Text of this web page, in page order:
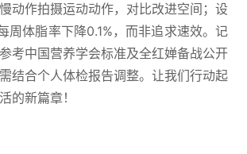
动作拍摄运动动作，对比改进空间；设
周体脂率下降0.1%，而非追求速效。记
考中国营养学会标准及全红婵备战公开
结合个人体检报告调整。让我们行动起
的新篇章！